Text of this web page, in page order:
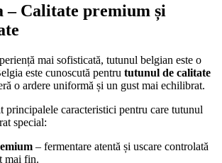
– Calitate premium și
mai sofisticată, tutunul belgian este o
este cunoscută pentru tutunul de calitate
o ardere uniformă și un gust mai echilibrat.
principalele caracteristici pentru care tutunul
special:
– fermentare atentă și uscare controlată
mai fin.